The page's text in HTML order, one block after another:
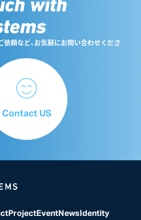
頼など、お気軽にお問い合わせくださ
Contact US
ProjectEventNewsIdentity